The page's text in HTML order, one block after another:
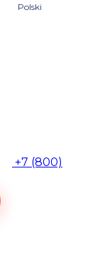
Polski
+7 (800)